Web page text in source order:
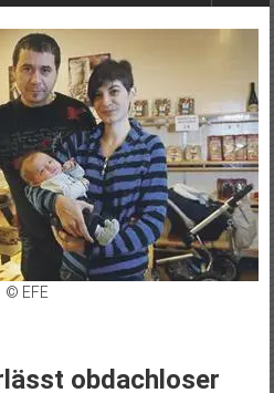
© EFE
obdachloser